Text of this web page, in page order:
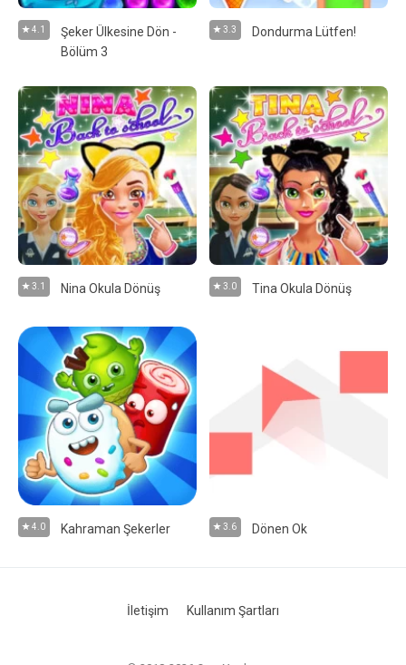
4.1
Şeker Ülkesine Dön -
Bölüm 3
3.3 Dondurma Lütfen!
3.1 Nina Okula Dönüş 3.0 Tina Okula Dönüş
4.0 Kahraman Şekerler 3.6 Dönen Ok
İletişim Kullanım Şartları